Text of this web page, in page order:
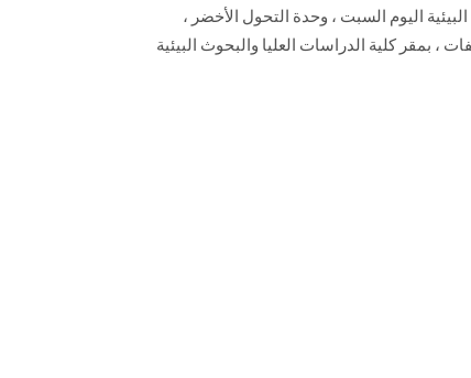
اليوم السبت ، وحدة التحول الأخضر ،
بمقر كلية الدراسات العليا والبحوث البيئية